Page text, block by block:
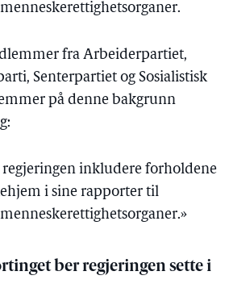
fra Arbeiderpartiet,
Senterpartiet og Sosialistisk
på denne bakgrunn
regjeringen inkludere forholdene
i sine rapporter til
ber regjeringen sette i